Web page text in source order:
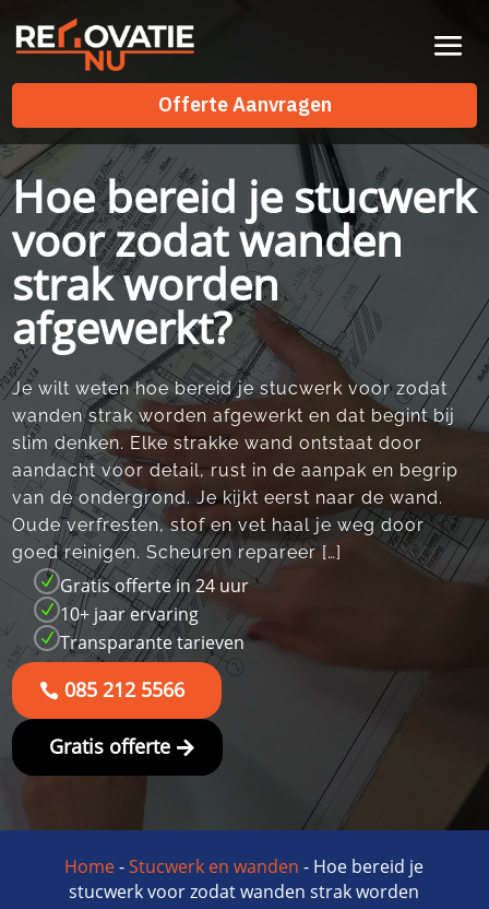
Offerte Aanvragen
Offerte Aanvragen
Hoe bereid je stucwerk
voor zodat wanden
strak worden
afgewerkt?
Je wilt weten hoe bereid je stucwerk voor zodat
wanden strak worden afgewerkt en dat begint bij
slim denken.​ Elke strakke wand ontstaat door
aandacht voor detail, rust in de aanpak en begrip
van de ondergrond.​ Je kijkt eerst naar de wand.​
Oude verfresten, stof en vet haal je weg door
goed reinigen.​ Scheuren repareer […]
N Gratis offerte in 24 uur
N 10+ jaar ervaring
N Transparante tarieven
085 212 5566
Gratis offerte
Home-Stucwerk en wanden - Hoe bereid je
stucwerk voor zodat wanden strak worden